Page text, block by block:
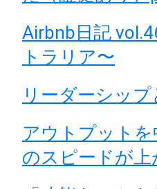
Airbnb日記
トラリア〜
リーダーシッ
アウトプット
のスピードが上